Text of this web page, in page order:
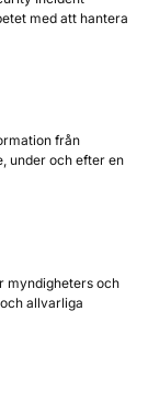
med att hantera
från
under och efter en
myndigheters och
allvarliga